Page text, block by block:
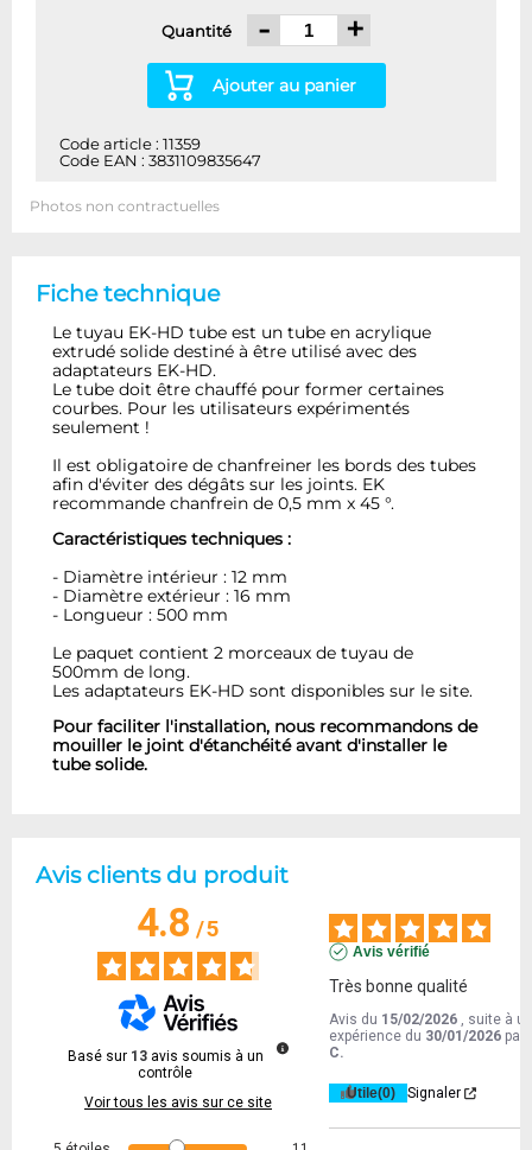
Quantité - +
Ajouter au panier
Code article : 11359
Code EAN : 3831109835647
Photos non contractuelles
Fiche technique
Le tuyau EK-HD tube est un tube en acrylique
extrudé solide destiné à être utilisé avec des
adaptateurs EK-HD.
Le tube doit être chauffé pour former certaines
courbes. Pour les utilisateurs expérimentés
seulement !
Il est obligatoire de chanfreiner les bords des tubes
afin d'éviter des dégâts sur les joints. EK
recommande chanfrein de 0,5 mm x 45 °.
Caractéristiques techniques :
- Diamètre intérieur : 12 mm
- Diamètre extérieur : 16 mm
- Longueur : 500 mm
Le paquet contient 2 morceaux de tuyau de
500mm de long.
Les adaptateurs EK-HD sont disponibles sur le site.
Pour faciliter l'installation, nous recommandons de
mouiller le joint d'étanchéité avant d'installer le
tube solide.
Avis clients du produit
4.8/5
Basé sur 13 avis soumis à un
contrôle
Voir tous les avis sur ce site
Avis vérifié
Très bonne qualité
Avis du 15/02/2026 , suite à
expérience du 30/01/2026 par
C.
Utile(0) Signaler